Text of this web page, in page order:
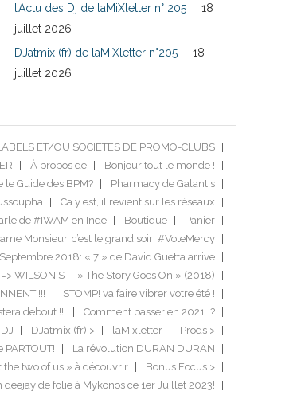
l’Actu des Dj de laMiXletter n° 205
18
juillet 2026
DJatmix (fr) de laMiXletter n°205
18
juillet 2026
ET/OU SOCIETES DE PROMO-CLUBS
À propos de
Bonjour tout le monde !
le Guide des BPM?
Pharmacy de Galantis
Ca y est, il revient sur les réseaux
de #IWAM en Inde Boutique
Panier
Monsieur, c’est le grand soir: #VoteMercy
2018: « 7 » de David Guetta arrive
WILSON S – » The Story Goes On » (2018)
!!!
STOMP! va faire vibrer votre été !
debout !!!
Comment passer en 2021…?
DJatmix (fr) > laMixletter
Prods >
PARTOUT!
La révolution DURAN DURAN
the two of us » à découvrir
Bonus Focus >
deejay de folie à Mykonos ce 1er Juillet 2023!